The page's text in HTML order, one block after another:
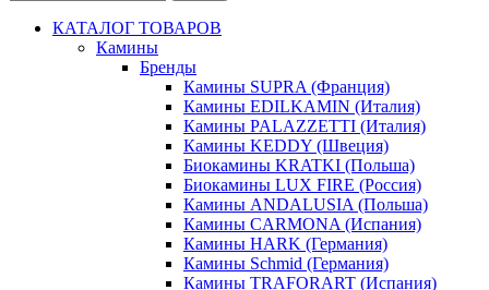
КАТАЛОГ ТОВАРОВ
Камины
Бренды
Камины SUPRA (Франция)
Камины EDILKAMIN (Италия)
Камины PALAZZETTI (Италия)
Камины KEDDY (Швеция)
Биокамины KRATKI (Польша)
Биокамины LUX FIRE (Россия)
Камины ANDALUSIA (Польша)
Камины CARMONA (Испания)
Камины HARK (Германия)
Камины Schmid (Германия)
Камины TRAFORART (Испания)